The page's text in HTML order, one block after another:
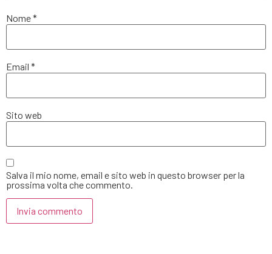
Nome*
Email *
Sito web
Salva il mio nome, email e sito web in questo browser per la
prossima volta che commento.